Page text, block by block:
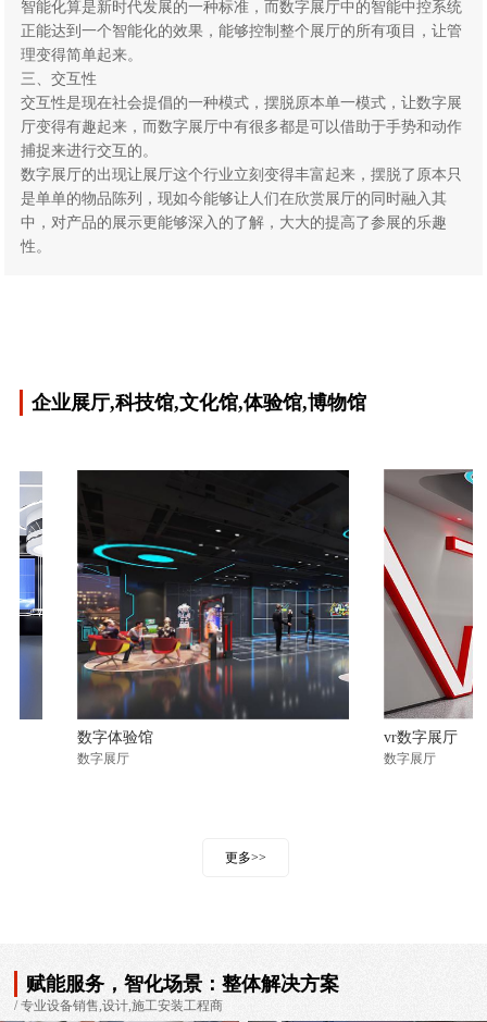
智能化算是新时代发展的一种标准，而数字展厅中的智能中控系统
正能达到一个智能化的效果，能够控制整个展厅的所有项目，让管
理变得简单起来。
三、交互性
交互性是现在社会提倡的一种模式，摆脱原本单一模式，让数字展
厅变得有趣起来，而数字展厅中有很多都是可以借助于手势和动作
捕捉来进行交互的。
数字展厅的出现让展厅这个行业立刻变得丰富起来，摆脱了原本只
是单单的物品陈列，现如今能够让人们在欣赏展厅的同时融入其
中，对产品的展示更能够深入的了解，大大的提高了参展的乐趣
性。
企业展厅,科技馆,文化馆,体验馆,博物馆
数字体验馆
数字展厅
vr数字展厅
数字展厅
更多>>
赋能服务，智化场景：整体解决方案
/ 专业设备销售,设计,施工安装工程商